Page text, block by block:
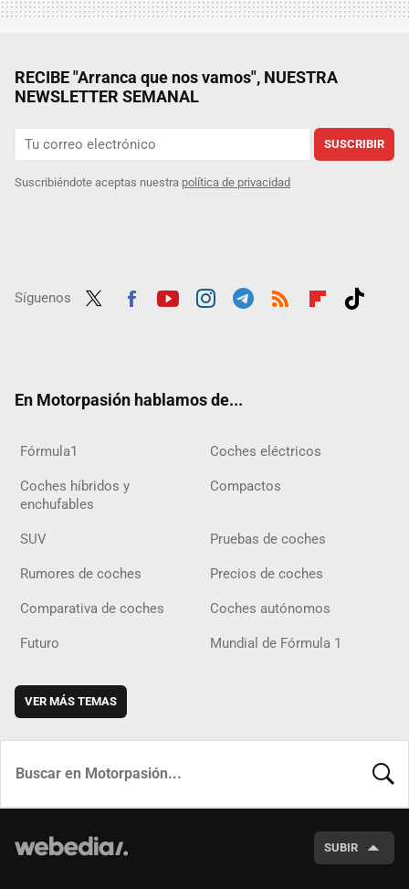
RECIBE "Arranca que nos vamos", NUESTRA
NEWSLETTER SEMANAL
SUSCRIBIR
Suscribiéndote aceptas nuestra política de privacidad
Síguenos
En Motorpasión hablamos de...
Fórmula1 Coches eléctricos
Coches híbridos y
enchufables
Compactos
SUV Pruebas de coches
Rumores de coches Precios de coches
Comparativa de coches Coches autónomos
Futuro Mundial de Fórmula 1
VER MÁS TEMAS
SUBIR